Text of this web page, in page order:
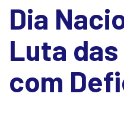
Dia
Luta
com